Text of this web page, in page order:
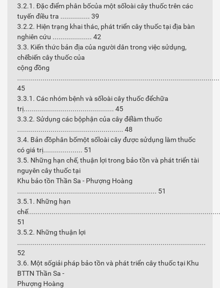
3.2.1. Đặc điểm phân bốcủa một sốloài cây thuốc trên các
tuyến điều tra ............... 39
3.2.2. Hiện trạng khai thác, phát triển cây thuốc tại địa bàn
nghiên cứu .................... 42
3.3. Kiến thức bản địa của người dân trong việc sửdụng,
chếbiến cây thuốc của
cộng đồng
45
3.3.1. Các nhóm bệnh và sốloài cây thuốc đểchữa
trị.............................................. 45
3.3.2. Sửdụng các bộphận của cây đểlàm thuốc
...................................................... 48
3.4. Bản đồphân bốmột sốloài cây được sửdụng làm thuốc
có giá trị.................... 51
3.5. Những hạn chế, thuận lợi trong bảo tồn và phát triển tài
nguyên cây thuốc tại
Khu bảo tồn Thần Sa - Phượng Hoàng
....................................................................... 51
3.5.1. Những hạn
chế..................................................................................................
51
3.5.2. Những thuận lợi
................................................................................................
52
3.6. Một sốgiải pháp bảo tồn và phát triển cây thuốc tại Khu
BTTN Thần Sa -
Phượng Hoàng